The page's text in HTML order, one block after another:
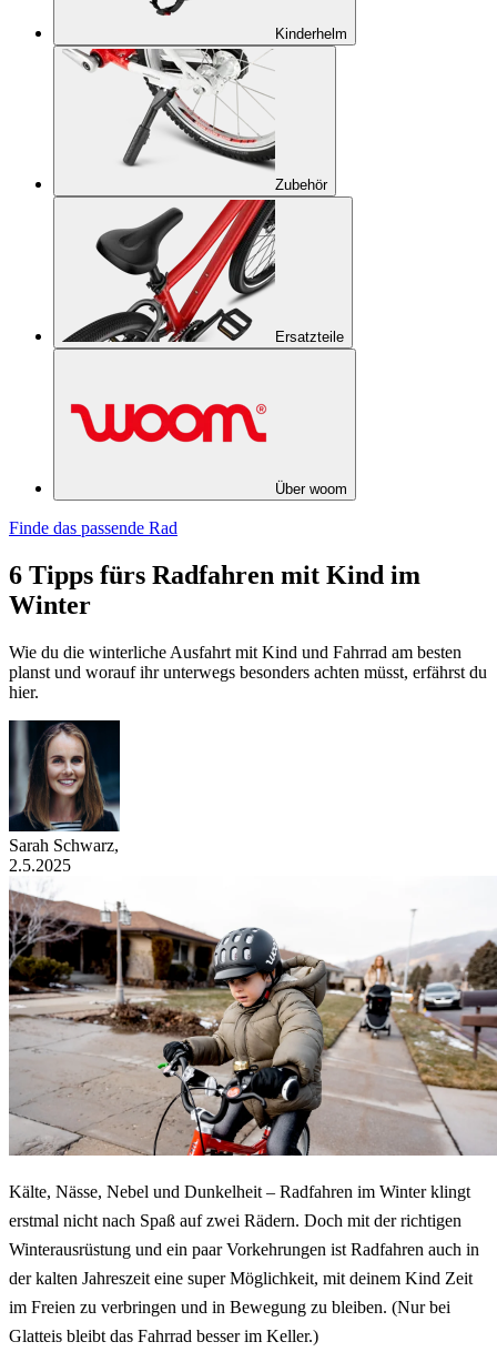
Kinderhelm
Zubehör
Ersatzteile
Über woom
Finde das passende Rad
6 Tipps fürs Radfahren mit Kind im
Winter
Wie du die winterliche Ausfahrt mit Kind und Fahrrad am besten
planst und worauf ihr unterwegs besonders achten müsst, erfährst du
hier.
Sarah Schwarz,
2.5.2025
Kälte, Nässe, Nebel und Dunkelheit – Radfahren im Winter klingt
erstmal nicht nach Spaß auf zwei Rädern. Doch mit der richtigen
Winterausrüstung und ein paar Vorkehrungen ist Radfahren auch in
der kalten Jahreszeit eine super Möglichkeit, mit deinem Kind Zeit
im Freien zu verbringen und in Bewegung zu bleiben. (Nur bei
Glatteis bleibt das Fahrrad besser im Keller.)